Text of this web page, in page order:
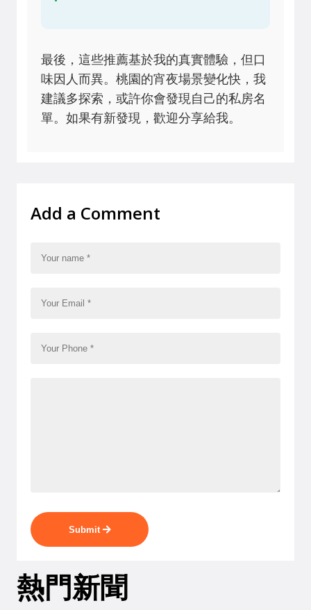
最後，這些推薦基於我的真實體驗，但口
味因人而異。桃園的宵夜場景變化快，我
建議多探索，或許你會發現自己的私房名
單。如果有新發現，歡迎分享給我。
Add a Comment
Submit
熱門新聞